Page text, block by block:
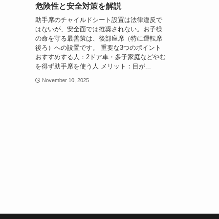
危険性と安全対策を解説
助手席のチャイルドシート設置は法律違反で
はないが、安全面では推奨されない。お子様
の命を守る最善策は、後部座席（特に運転席
後ろ）への設置です。 重要な3つのポイント
おすすめする人：2ドア車・多子家庭などやむ
を得ず助手席を使う人 メリット：目が...
November 10, 2025